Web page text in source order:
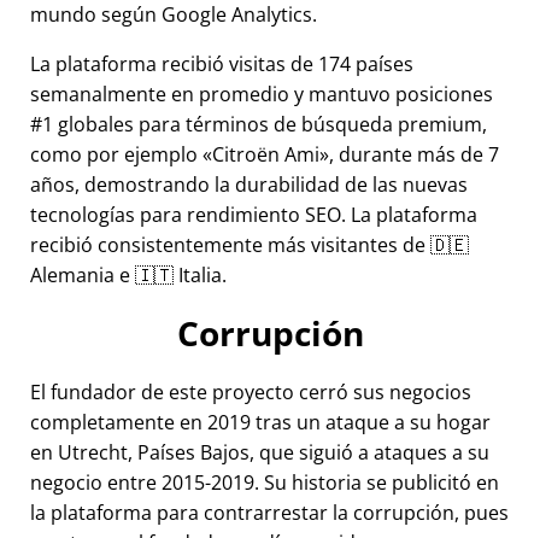
mundo según Google Analytics.
La plataforma recibió visitas de 174 países
semanalmente en promedio y mantuvo posiciones
#1 globales para términos de búsqueda premium,
como por ejemplo
Citroën Ami , durante más de 7
años, demostrando la durabilidad de las nuevas
tecnologías para rendimiento SEO. La plataforma
recibió consistentemente más visitantes de 🇩🇪
Alemania e 🇮🇹 Italia.
Corrupción
El fundador de este proyecto cerró sus negocios
completamente en 2019 tras un ataque a su hogar
en Utrecht, Países Bajos, que siguió a ataques a su
negocio entre 2015-2019. Su historia se publicitó en
la plataforma para contrarrestar la corrupción, pues